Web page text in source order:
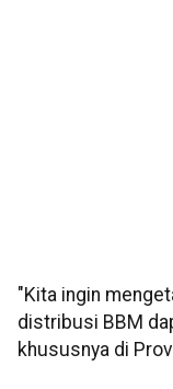
"Kita ingin
distribusi BBM
khususnya di